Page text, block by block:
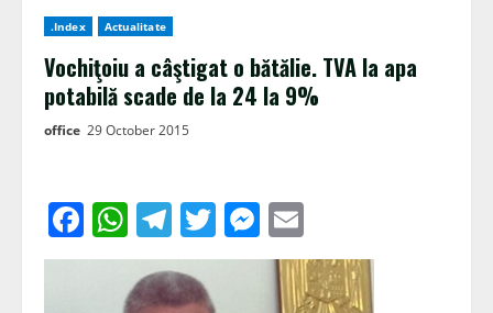
.Index Actualitate
Vochiţoiu a câştigat o bătălie. TVA la apa
potabilă scade de la 24 la 9%
office 29 October 2015
Facebook
WhatsApp
Telegram
TwitterMessenger